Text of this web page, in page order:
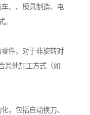
、、模具制造、电
件，对于非旋转对
其他加工方式（如
，包括自动换刀、